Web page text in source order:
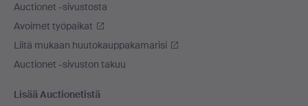
Auctionet -sivustosta
Avoimet työpaikat
Liitä mukaan huutokauppakamarisi
Auctionet -sivuston takuu
Lisää Auctionetistä